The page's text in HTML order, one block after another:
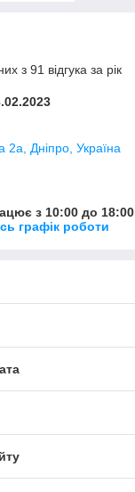
з 91 відгука за рік
2а, Дніпро, Україна
з 10:00 до 18:00
графік роботи